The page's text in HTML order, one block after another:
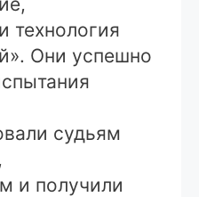
технология
Они успешно
судьям
и получили